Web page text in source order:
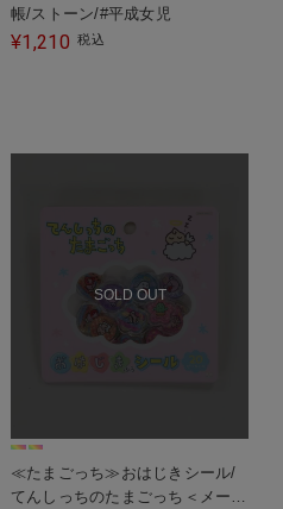
帳/ストーン/#平成女児
¥1,210 税込
SOLD OUT
≪たまごっち≫おはじきシール/
てんしっちのたまごっち＜メール